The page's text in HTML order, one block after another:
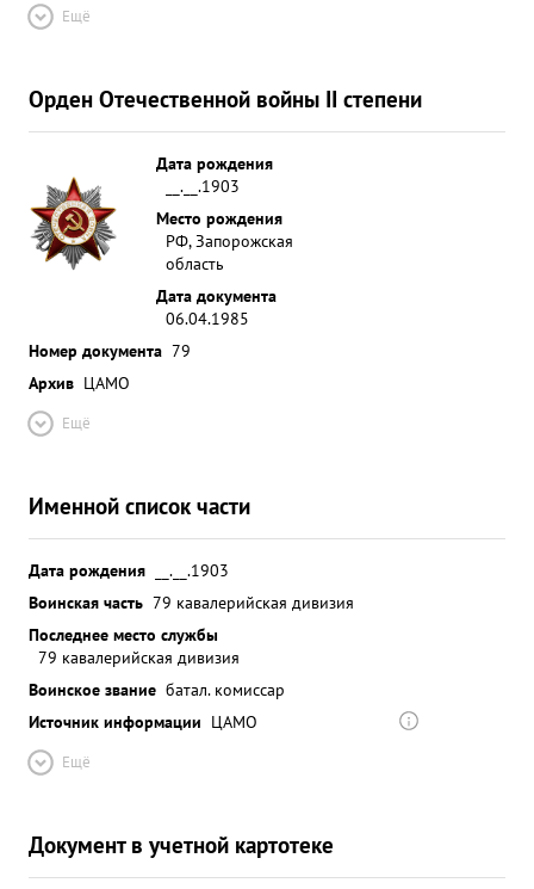
Ещё
Орден Отечественной войны II степени
Дата рождения
__.__.1903
Место рождения
РФ, Запорожская
область
Дата документа
06.04.1985
Номер документа 79
Архив ЦАМО
Ещё
Именной список части
Дата рождения
__.__.1903
Воинская часть 79 кавалерийская дивизия
Последнее место службы
79 кавалерийская дивизия
Воинское звание батал. комиссар
Источник информации ЦАМО
Ещё
Документ в учетной картотеке